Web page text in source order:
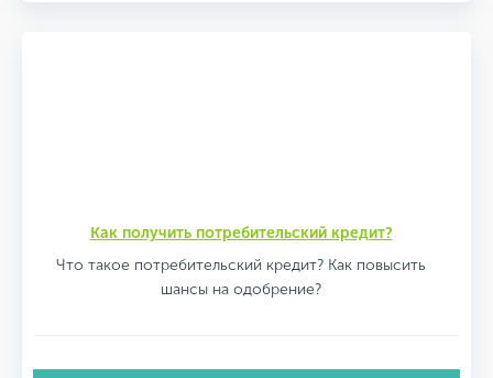
Как получить потребительский кредит?
Что такое потребительский кредит? Как повысить
шансы на одобрение?